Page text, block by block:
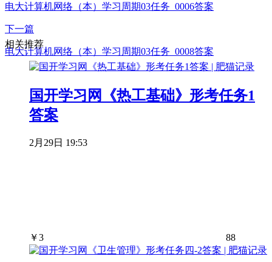
电大计算机网络（本）学习周期03任务_0006答案
下一篇
电大计算机网络（本）学习周期03任务_0008答案
相关推荐
国开学习网《热工基础》形考任务1
答案
2月29日 19:53
￥3 88